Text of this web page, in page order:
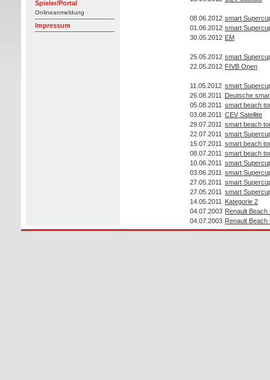
Spieler/Portal
Onlineanmeldung
Impressum
08.06.2012 smart
01.06.2012 smart
30.05.2012 EM
25.05.2012 smart
22.05.2012 FIVB Open
11.05.2012 smart
26.08.2011
Deutsche
05.08.2011 smart beach
03.08.2011 CEV Satellite
29.07.2011 smart beach
22.07.2011 smart
15.07.2011 smart beach
08.07.2011 smart beach
10.06.2011 smart
03.06.2011 smart
27.05.2011 smart
27.05.2011 smart
14.05.2011
Kategorie 2
04.07.2003 Renault Beach
04.07.2003 Renault Beach